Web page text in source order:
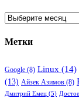
Архивы
Метки
Google (8) Linux (14)
(13) Айзек Азимов (8)
Дмитрий Емец (5)